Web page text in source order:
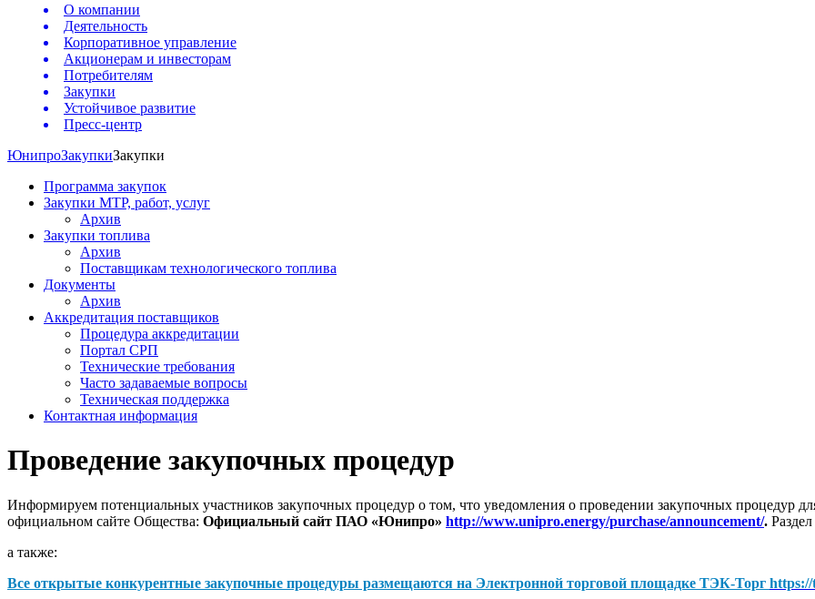
О компании
Деятельность
Корпоративное управление
Акционерам и инвесторам
Потребителям
Закупки
Устойчивое развитие
Пресс-центр
ЮнипроЗакупкиЗакупки
Программа закупок
Закупки МТР, работ, услуг
Архив
Закупки топлива
Архив
Поставщикам технологического топлива
Документы
Архив
Аккредитация поставщиков
Процедура аккредитации
Портал СРП
Технические требования
Часто задаваемые вопросы
Техническая поддержка
Контактная информация
Проведение закупочных процедур
Информируем потенциальных участников закупочных процедур о том, что уведомления о проведении закупочных
официальном сайте Общества: Официальный сайт ПАО «Юнипро» http://www.unipro.energy/purchase/announcement/.
а также:
Все открытые конкурентные закупочные процедуры размещаются на Электронной торговой площадке ТЭК-Торг